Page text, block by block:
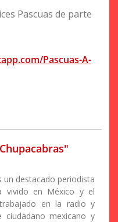
Pascuas de parte
Pascuas-A-
un destacado periodista
vivido en México y el
en la radio y
ciudadano mexicano y